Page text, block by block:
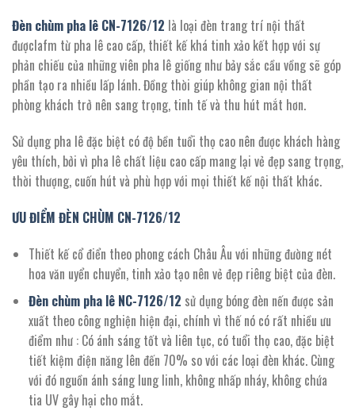
Đèn chùm pha lê CN-7126/12 là loại đèn trang trí nội thất
đượclafm từ pha lê cao cấp, thiết kế khá tinh xảo kết hợp với sự
phản chiếu của những viên pha lê giống như bảy sắc cầu vồng sẽ góp
phần tạo ra nhiều lấp lánh. Đồng thời giúp không gian nội thất
phòng khách trở nên sang trọng, tinh tế và thu hút mắt hơn.
Sử dụng pha lê đặc biệt có độ bền tuổi thọ cao nên được khách hàng
yêu thích, bởi vì pha lê chất liệu cao cấp mang lại vẻ đẹp sang trọng,
thời thượng, cuốn hút và phù hợp với mọi thiết kế nội thất khác.
ƯU ĐIỂM ĐÈN CHÙM CN-7126/12
Thiết kế cổ điển theo phong cách Châu Âu với những đường nét
hoa văn uyển chuyển, tinh xảo tạo nên vẻ đẹp riêng biệt của đèn.
Đèn chùm pha lê NC-7126/12 sử dụng bóng đèn nến được sản
xuất theo công nghiện hiện đại, chính vì thế nó có rất nhiều ưu
điểm như : Có ánh sáng tốt và liên tục, có tuổi thọ cao, đặc biệt
tiết kiệm điện năng lên đến 70% so với các loại đèn khác. Cùng
với đó nguồn ánh sáng lung linh, không nhấp nháy, không chứa
tia UV gây hại cho mắt.